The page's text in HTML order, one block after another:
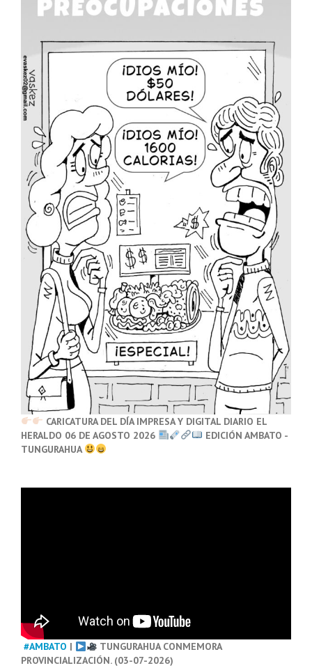
CARICATURA DEL DÍA IMPRESA Y DIGITAL DIARIO EL
HERALDO 06 DE AGOSTO 2026
EDICIÓN AMBATO -
TUNGURAHUA
#AMBATO |
TUNGURAHUA CONMEMORA
PROVINCIALIZACIÓN. (03-07-2026)